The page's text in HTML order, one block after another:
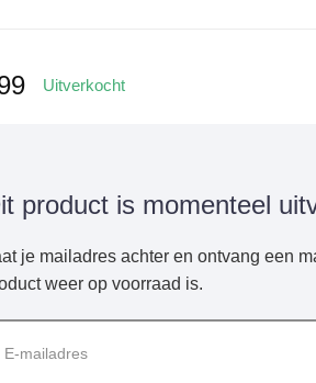
Uitverkocht
product is momenteel
je mailadres achter en ontvang een
weer op voorraad is.